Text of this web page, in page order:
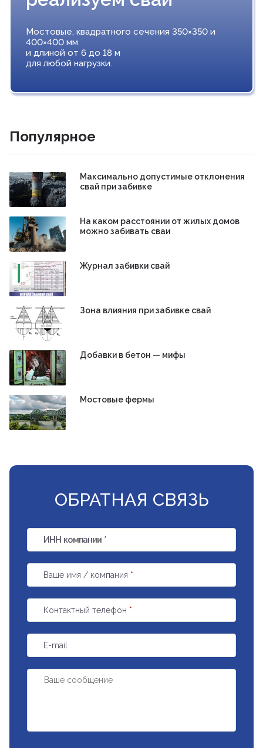
Мостовые, квадратного сечения 350×350 и
400×400 мм
и длиной от 6 до 18 м
для любой нагрузки.
Популярное
Максимально допустимые отклонения
свай при забивке
На каком расстоянии от жилых домов
можно забивать сваи
Журнал забивки свай
Зона влияния при забивке свай
Добавки в бетон — мифы
Мостовые фермы
ОБРАТНАЯ СВЯЗЬ
ИНН компании *
Ваше имя / компания *
Контактный телефон *
E-mail